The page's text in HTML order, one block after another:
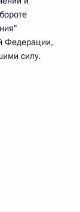
Федерации,
силу.